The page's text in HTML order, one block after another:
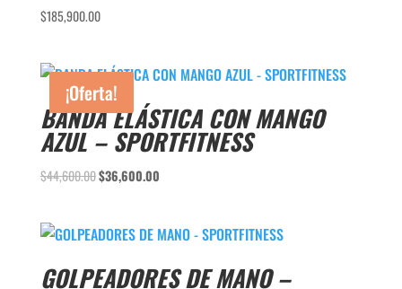
$185,900.00
¡Oferta!
BANDA ELÁSTICA CON MANGO
AZUL – SPORTFITNESS
$44,600.00El
era:
$36,600.00El
es:
GOLPEADORES DE MANO –